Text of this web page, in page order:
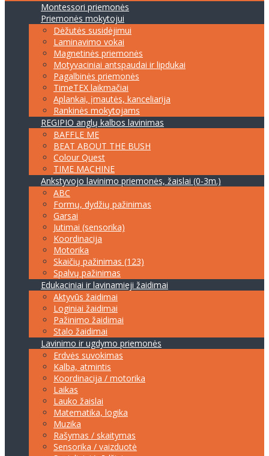
Montessori priemonės
Priemonės mokytojui
Dėžutės susidėjimui
Laminavimo vokai
Magnetinės priemonės
Motyvaciniai antspaudai ir lipdukai
Pagalbinės priemonės
TimeTEX laikmačiai
Aplankai, įmautės, kanceliarija
Rankinės mokytojams
REGIPIO anglų kalbos lavinimas
BAFFLE ME
BEAT ABOUT THE BUSH
Colour Quest
TIME MACHINE
Ankstyvojo lavinimo priemonės, žaislai (0-3m.)
ABC
Formų, dydžių pažinimas
Garsai
Jutimai (sensorika)
Koordinacija
Motorika
Skaičių pažinimas (123)
Spalvų pažinimas
Edukaciniai ir lavinamieji žaidimai
Aktyvūs žaidimai
Loginiai žaidimai
Pažinimo žaidimai
Stalo žaidimai
Lavinimo ir ugdymo priemonės
Erdvės suvokimas
Kalba, atmintis
Koordinacija / motorika
Laikas
Lauko žaislai
Matematika, logika
Muzika
Rašymas / skaitymas
Sensorika / vaizduotė